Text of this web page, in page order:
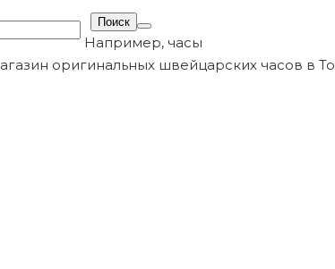
Например, часы
оригинальных швейцарских часов в